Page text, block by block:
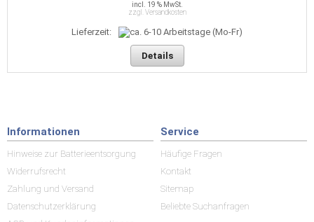
incl. 19 % MwSt.
zzgl. Versandkosten
Lieferzeit:
Details
Informationen
Hinweise zur Batterieentsorgung
Widerrufsrecht
Zahlung und Versand
Datenschutzerklärung
Service
Häufige Fragen
Kontakt
Sitemap
Beliebte Suchanfragen